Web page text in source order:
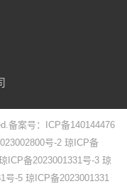
备案号： ICP备140144476
号-2 琼ICP备
ICP备2023001331号-3 琼
号-5 琼ICP备2023001331